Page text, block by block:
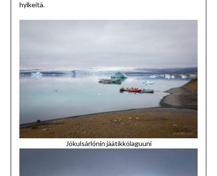
hylkeitä.
Jökulsárlónin jäätikkölaguuni